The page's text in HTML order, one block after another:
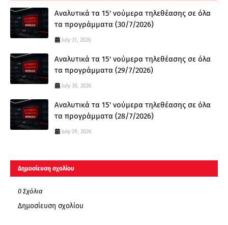
Αναλυτικά τα 15' νούμερα τηλεθέασης σε όλα
τα προγράμματα (30/7/2026)
July 31, 2026
Αναλυτικά τα 15' νούμερα τηλεθέασης σε όλα
τα προγράμματα (29/7/2026)
July 30, 2026
Αναλυτικά τα 15' νούμερα τηλεθέασης σε όλα
τα προγράμματα (28/7/2026)
July 29, 2026
Δημοσίευση σχολίου
0 Σχόλια
Δημοσίευση σχολίου